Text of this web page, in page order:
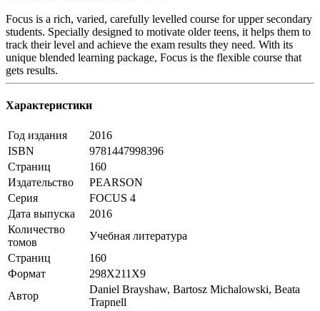
Focus is a rich, varied, carefully levelled course for upper secondary
students. Specially designed to motivate older teens, it helps them to
track their level and achieve the exam results they need. With its
unique blended learning package, Focus is the flexible course that
gets results.
Характеристики
Год издания
2016
ISBN
9781447998396
Страниц
160
Издательство
PEARSON
Серия
FOCUS 4
Дата выпуска
2016
Количество
томов
Учебная литература
Страниц
160
Формат
298Х211Х9
Автор
Daniel Brayshaw, Bartosz Michalowski, Beata
Trapnell